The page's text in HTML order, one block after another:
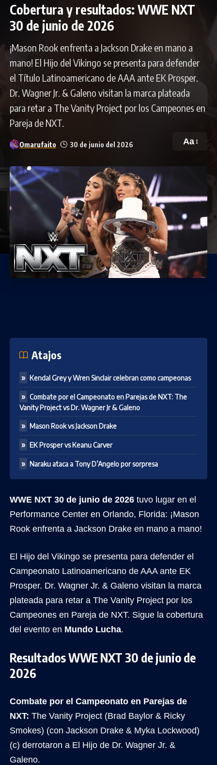
Cobertura y resultados: WWE NXT
30 de junio de 2026
¡Mason Rook enfrenta a Jackson Drake en mano a
mano! El Hijo del Vikingo se presenta para defender
el Título Latinoamericano de AAA ante EK Prosper.
Dr. Wagner Jr. & Galeno visitan la marca plateada
para retar a The Vanity Project por los Campeones en
Pareja de NXT.
Omarufaito 30 de junio del 2026 Aa
Atajos
Kendal Grey y Wren Sinclair celebran como campeonas
Combate por el Campeonato en Parejas de NXT: The
Vanity Project vs Dr. Wagner Jr & Galeno
Mason Rook vs Jackson Drake
EK Prosper vs Keanu Carver
Naraku ataca a Tony D’Angelo por sorpresa
WWE NXT 30 de junio de 2026 tuvo lugar en el
Performance Center en Orlando, Florida: ¡Mason
Rook enfrenta a Jackson Drake en mano a mano!
El Hijo del Vikingo se presenta para defender el
Campeonato Latinoamericano de AAA ante EK
Prosper. Dr. Wagner Jr. & Galeno visitan la marca
plateada para retar a The Vanity Project por los
Campeones en Pareja de NXT. Sigue la cobertura
del evento en Mundo Lucha.
Resultados WWE NXT 30 de junio de
2026
Combate por el Campeonato en Parejas de
NXT: The Vanity Project (Brad Baylor & Ricky
Smokes) (con Jackson Drake & Myka Lockwood)
(c) derrotaron a El Hijo de Dr. Wagner Jr. &
Galeno.